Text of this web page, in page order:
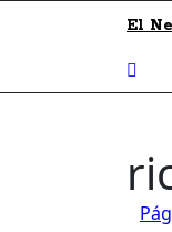
El